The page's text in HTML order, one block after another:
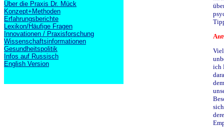
Über die Praxis Dr. Mück
Konzept+Methoden
Erfahrungsberichte
Lexikon/Häufige Fragen
Innovationen / Praxisforschung
Wissenschaftsinformationen
Gesundheitspolitik
Infos auf Russisch
English Version
ich